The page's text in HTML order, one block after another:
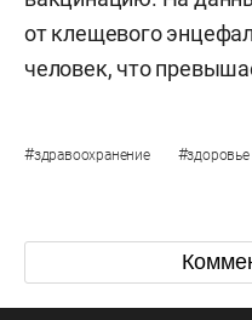
от клещевого
человек, что
#здравоохранение #здоровье